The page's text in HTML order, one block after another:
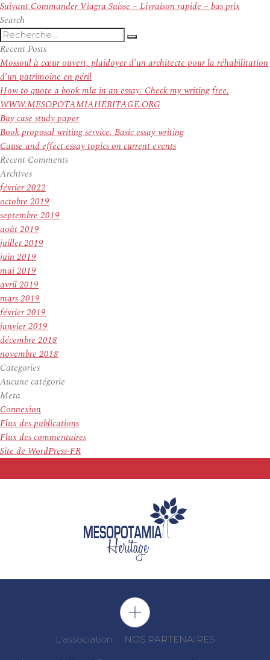
l’article
Suivant Article
Commander Viagra Suisse – Livraison rapide – bas prix
Search
Recherche
pour
:
Recherche
Recent Posts
Mossoul à cœur ouvert, plaidoyer d’un architecte pour la réhabilitation
d’un patrimoine en péril
How to quote a book mla in an essay. Check my writing free.
WWW.MESOPOTAMIAHERITAGE.ORG
Buy case study paper
Book proposal writing service. Basic essay writing
Cause and effect essay topics on current events
Recent Comments
Archives
février 2022
octobre 2019
septembre 2019
août 2019
juillet 2019
juin 2019
mai 2019
avril 2019
mars 2019
février 2019
janvier 2019
décembre 2018
novembre 2018
Categories
Aucune catégorie
Meta
Connexion
Flux des publications
Flux des commentaires
Site de WordPress-FR
L'association NOS PARTENAIRES